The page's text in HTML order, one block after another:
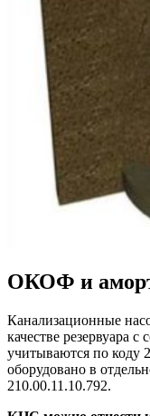
ОКОФ и
Канализационные
качестве резервуара
учитываются по коду
оборудовано в
210.00.11.10.792.